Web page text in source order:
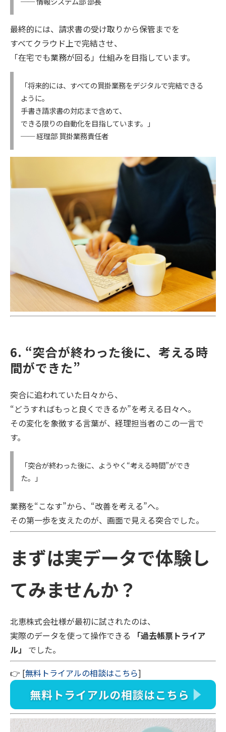
最終的には、請求書の受け取りから保管までを
すべてクラウド上で完結させ、
「在宅でも業務が回る」仕組みを目指しています。
「将来的には、すべての買掛業務をデジタルで完結できる
ように。
手書き請求書の対応まで含めて、
できる限りの自動化を目指しています。」
── 経理部 買掛業務責任者
6. “突合が終わった後に、考える時
間ができた”
突合に追われていた日々から、
“どうすればもっと良くできるか”を考える日々へ。
その変化を象徴する言葉が、経理担当者のこの一言で
す。
「突合が終わった後に、ようやく“考える時間”ができ
た。」
業務を“こなす”から、“改善を考える”へ。
その第一歩を支えたのが、画面で見える突合でした。
まずは実データで体験し
てみませんか？
北恵株式会社様が最初に試されたのは、
実際のデータを使って操作できる
「過去帳票トライア
ル」
でした。
👉 [無料トライアルの相談はこちら]